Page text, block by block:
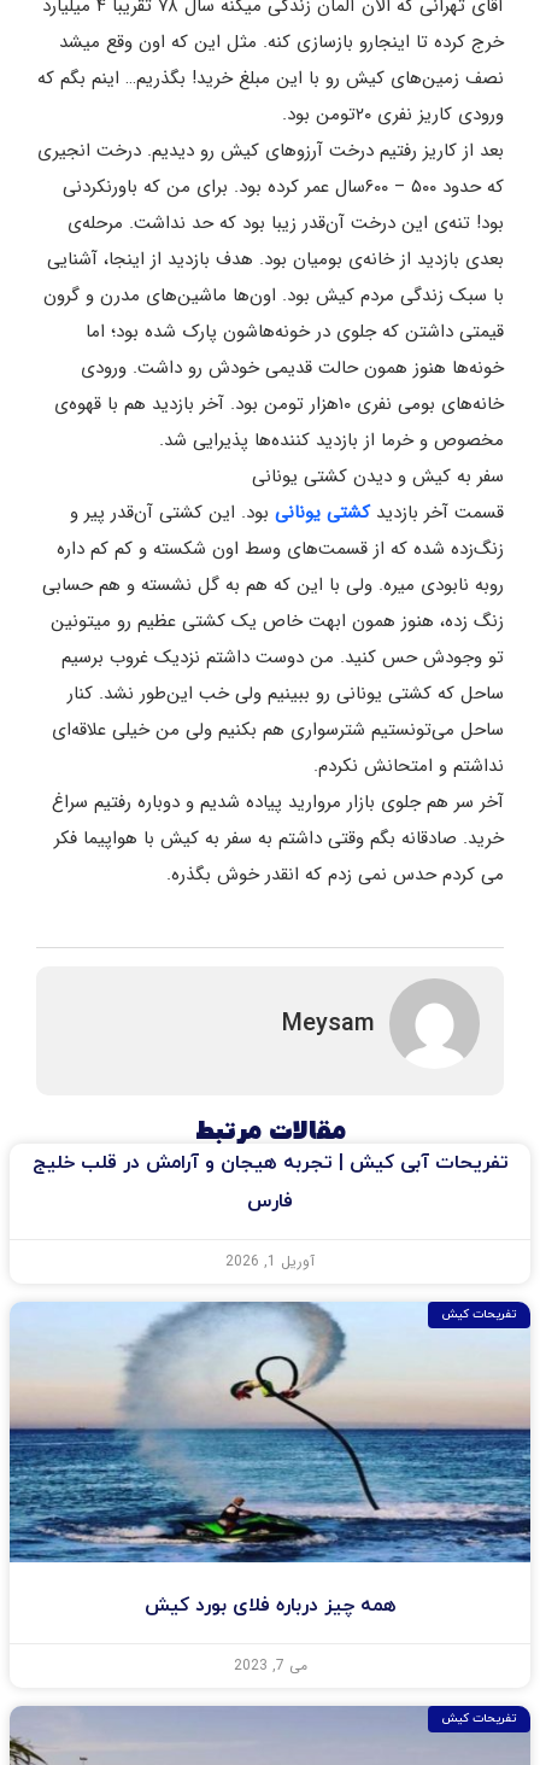
آقای تهرانی که الان آلمان زندگی میکنه سال ۷۸ تقریباً ۴ میلیارد
خرج کرده تا اینجارو بازسازی کنه. مثل این که اون وقع میشد
نصف زمین‌های کیش رو با این مبلغ خرید! بگذریم… اینم بگم که
ورودی کاریز نفری ۲۰تومن بود.
بعد از کاریز رفتیم درخت آرزوهای کیش رو دیدیم. درخت انجیری
که حدود ۵۰۰ – ۶۰۰سال عمر کرده بود. برای من که باورنکردنی
بود! تنه‌ی این درخت آن‌قدر زیبا بود که حد نداشت. مرحله‌ی
بعدی بازدید از خانه‌ی بومیان بود. هدف بازدید از اینجا، آشنایی
با سبک زندگی مردم کیش بود. اون‌ها ماشین‌های مدرن و گرون
قیمتی داشتن که جلوی در خونه‌هاشون پارک شده بود؛ اما
خونه‌ها هنوز همون حالت قدیمی خودش رو داشت. ورودی
خانه‌های بومی نفری ۱۰هزار تومن بود. آخر بازدید هم با قهوه‌ی
مخصوص و خرما از بازدید کننده‌ها پذیرایی شد.
سفر به کیش و دیدن کشتی یونانی
قسمت آخر بازدیدکشتی یونانیبود. این کشتی آن‌قدر پیر و
زنگ‌زده شده که از قسمت‌های وسط اون شکسته و کم کم داره
روبه نابودی میره. ولی با این که هم به گل نشسته و هم حسابی
زنگ زده، هنوز همون ابهت خاص یک کشتی عظیم رو میتونین
تو وجودش حس کنید. من دوست داشتم نزدیک غروب برسیم
ساحل که کشتی یونانی رو ببینیم ولی خب این‌طور نشد. کنار
ساحل می‌تونستیم شترسواری هم بکنیم ولی من خیلی علاقه‌ای
نداشتم و امتحانش نکردم.
آخر سر هم جلوی بازار مروارید پیاده شدیم و دوباره رفتیم سراغ
خرید. صادقانه بگم وقتی داشتم به سفر به کیش با هواپیما فکر
می کردم حدس نمی زدم که انقدر خوش بگذره.
Meysam
مقالات مرتبط
تفریحات آبی کیش | تجربه هیجان و آرامش در قلب خلیج
فارس
آوریل 1, 2026
تفریحات کیش
همه چیز درباره فلای بورد کیش
می 7, 2023
تفریحات کیش